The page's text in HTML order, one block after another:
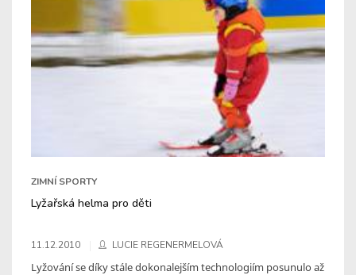
ZIMNÍ SPORTY
Lyžařská helma pro děti
11.12.2010 LUCIE REGENERMELOVÁ
Lyžování se díky stále dokonalejším technologiím posunulo až